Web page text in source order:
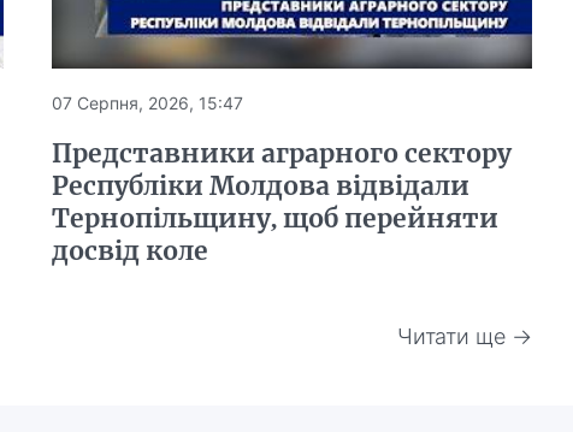
07 Серпня, 2026, 15:47
Представники аграрного сектору
Республіки Молдова відвідали
Тернопільщину, щоб перейняти
досвід коле
Читати ще →